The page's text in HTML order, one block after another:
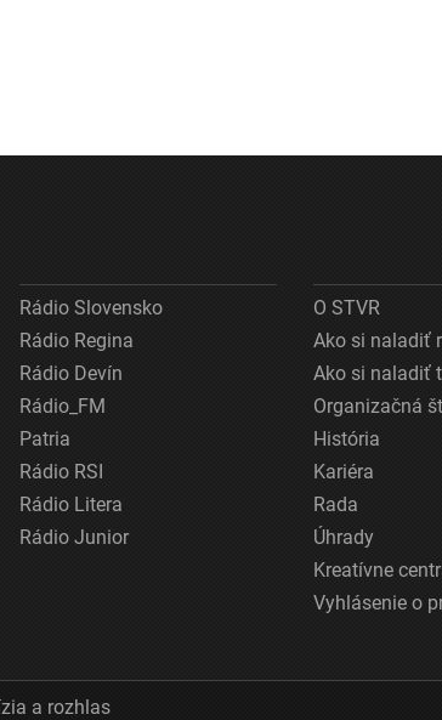
Rádio Slovensko
Rádio Regina
Rádio Devín
Rádio_FM
Patria
Rádio RSI
Rádio Litera
Rádio Junior
O STVR
Ako si naladiť
Ako si naladiť
Organizačná
História
Kariéra
Rada
Úhrady
Kreatívne
Vyhlásenie o
a rozhlas